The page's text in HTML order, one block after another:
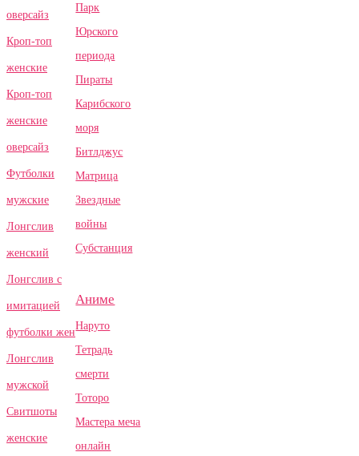
оверсайз
Кроп-топ
женские
Кроп-топ
женские
оверсайз
Футболки
мужские
Лонгслив
женский
Лонгслив с
имитацией
футболки жен
Лонгслив
мужской
Свитшоты
женские
Парк
Юрского
периода
Пираты
Карибского
моря
Битлджус
Матрица
Звездные
войны
Субстанция
Аниме
Наруто
Тетрадь
смерти
Тоторо
Мастера меча
онлайн